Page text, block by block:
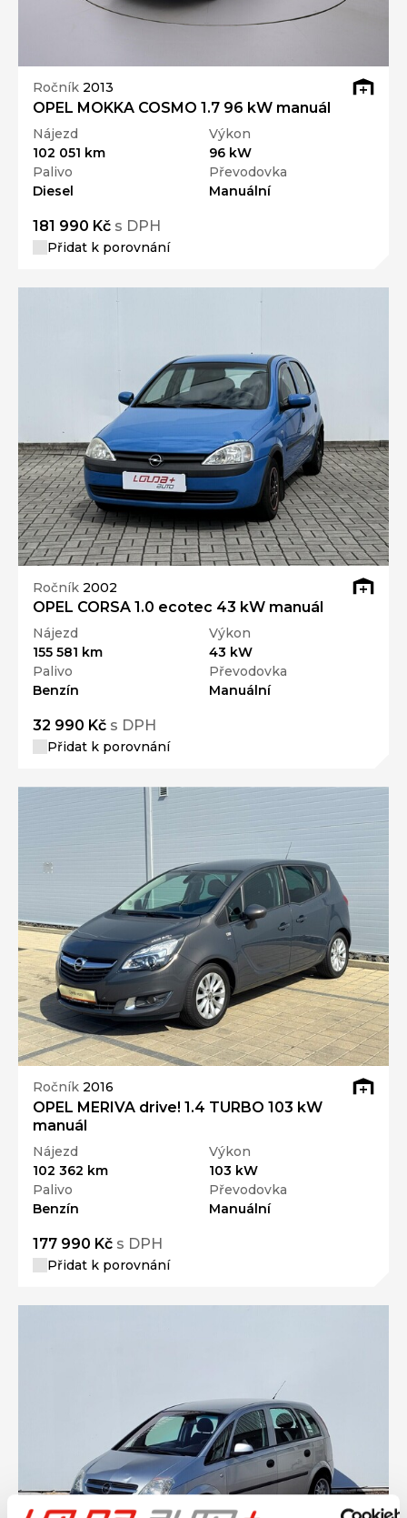
Ročník 2013
OPEL MOKKA COSMO 1.7 96 kW manuál
Nájezd
102 051 km
Výkon
96 kW
Palivo
Diesel
Převodovka
Manuální
181 990 Kč s DPH
Přidat k porovnání
Ročník 2002
OPEL CORSA 1.0 ecotec 43 kW manuál
Nájezd
155 581 km
Výkon
43 kW
Palivo
Benzín
Převodovka
Manuální
32 990 Kč s DPH
Přidat k porovnání
Ročník 2016
OPEL MERIVA drive! 1.4 TURBO 103 kW
manuál
Nájezd
102 362 km
Výkon
103 kW
Palivo
Benzín
Převodovka
Manuální
177 990 Kč s DPH
Přidat k porovnání